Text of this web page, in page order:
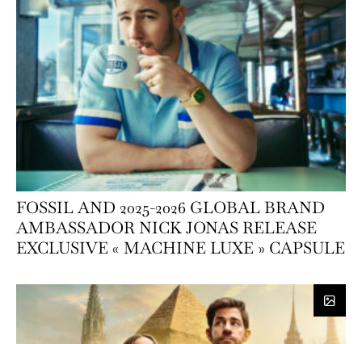
FOSSIL AND 2025-2026 GLOBAL BRAND
AMBASSADOR NICK JONAS RELEASE
EXCLUSIVE « MACHINE LUXE » CAPSULE